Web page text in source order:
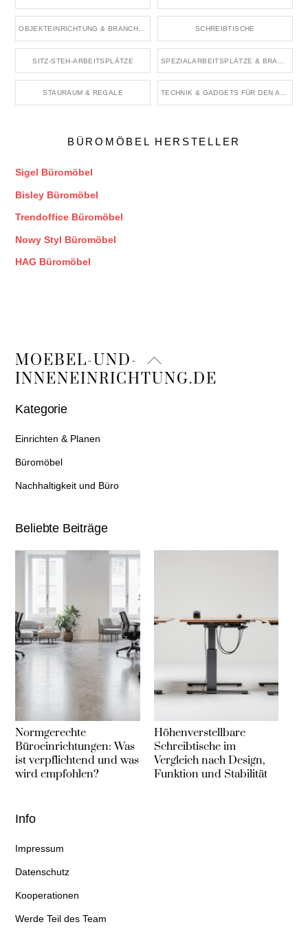
SCHREIBTISCHE
SITZ-STEH-ARBEITSPLÄTZE
STAURAUM & REGALE
BÜROMÖBEL HERSTELLER
Sigel Büromöbel
Bisley Büromöbel
Trendoffice Büromöbel
Nowy Styl Büromöbel
HAG Büromöbel
Back
To
MOEBEL-UND-
INNENEINRICHTUNG.DE
Kategorie
Einrichten & Planen
Büromöbel
Nachhaltigkeit und Büro
Beliebte Beiträge
Normgerechte
Büroeinrichtungen: Was
ist verpflichtend und was
wird empfohlen?
Höhenverstellbare
Schreibtische im
Vergleich nach Design,
Funktion und Stabilität
Info
Impressum
Datenschutz
Kooperationen
Werde Teil des Team